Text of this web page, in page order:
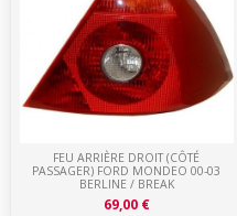
FEU ARRIÈRE DROIT (CÔTÉ
PASSAGER) FORD MONDEO 00-03
BERLINE / BREAK
69,00 €